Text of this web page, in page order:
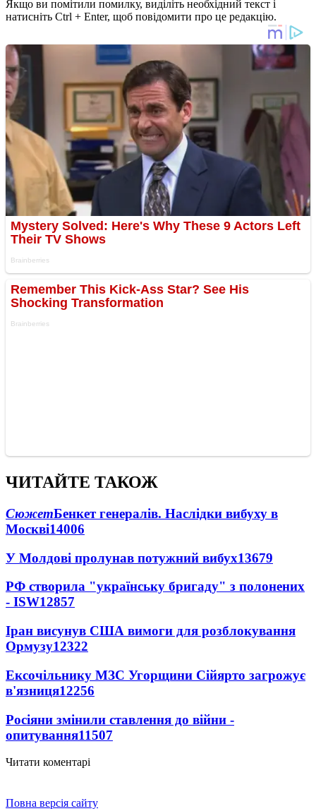
Якщо ви помітили помилку, виділіть необхідний текст і
натисніть Ctrl + Enter, щоб повідомити про це редакцію.
ЧИТАЙТЕ ТАКОЖ
СюжетБенкет генералів. Наслідки вибуху в
Москві14006
У Молдові пролунав потужний вибух13679
РФ створила "українську бригаду" з полонених
- ISW12857
Іран висунув США вимоги для розблокування
Ормузу12322
Ексочільнику МЗС Угорщини Сійярто загрожує
в'язниця12256
Росіяни змінили ставлення до війни -
опитування11507
Читати коментарі
Повна версія сайту